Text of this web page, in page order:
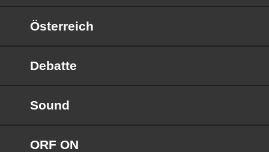
Österreich
Debatte
Sound
ORF ON